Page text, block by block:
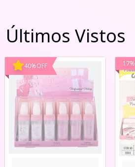
Últimos Vistos
40%OFF 17%